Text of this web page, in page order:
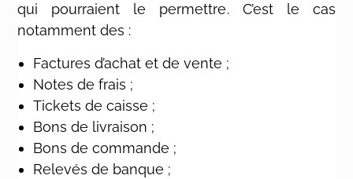
qui pourraient le permettre. C’est le cas
notamment des :
Factures d’achat et de vente ;
Notes de frais ;
Tickets de caisse ;
Bons de livraison ;
Bons de commande ;
Relevés de banque ;